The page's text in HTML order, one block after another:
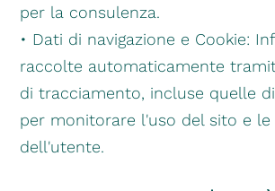
per la consulenza.
• Dati di navigazione e Cookie:
raccolte automaticamente
di tracciamento, incluse quelle
per monitorare l'uso del sito e le
dell'utente.